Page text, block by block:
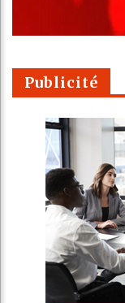
Publicité